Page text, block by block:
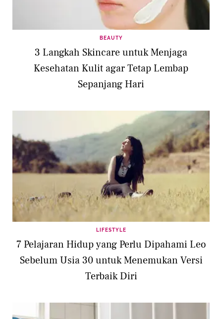
BEAUTY
3 Langkah Skincare untuk Menjaga
Kesehatan Kulit agar Tetap Lembap
Sepanjang Hari
LIFESTYLE
7 Pelajaran Hidup yang Perlu Dipahami Leo
Sebelum Usia 30 untuk Menemukan Versi
Terbaik Diri